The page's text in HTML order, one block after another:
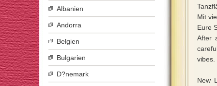
Mit
Eure
After
vibes.
New
Albanien
Andorra
Belgien
Bulgarien
D?nemark